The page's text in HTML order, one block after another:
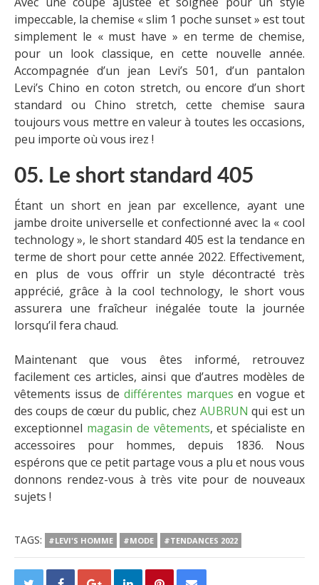
impeccable, la chemise « slim 1 poche sunset » est tout
simplement le « must have » en terme de chemise,
pour un look classique, en cette nouvelle année.
Accompagnée d’un jean Levi’s 501, d’un pantalon
Levi’s Chino en coton stretch, ou encore d’un short
standard ou Chino stretch, cette chemise saura
toujours vous mettre en valeur à toutes les occasions,
peu importe où vous irez !
05. Le short standard 405
Étant un short en jean par excellence, ayant une
jambe droite universelle et confectionné avec la « cool
technology », le short standard 405 est la tendance en
terme de short pour cette année 2022. Effectivement,
en plus de vous offrir un style décontracté très
apprécié, grâce à la cool technology, le short vous
assurera une fraîcheur inégalée toute la journée
lorsqu’il fera chaud.
Maintenant que vous êtes informé, retrouvez
facilement ces articles, ainsi que d’autres modèles de
vêtements issus de différentes marques en vogue et
des coups de cœur du public, chez AUBRUN qui est un
exceptionnel magasin de vêtements, et spécialiste en
accessoires pour hommes, depuis 1836. Nous
espérons que ce petit partage vous a plu et nous vous
donnons rendez-vous à très vite pour de nouveaux
sujets !
TAGS: #LEVI'S HOMME #MODE #TENDANCES 2022